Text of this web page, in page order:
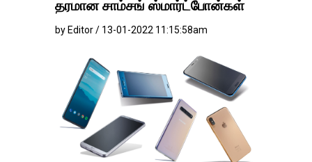
தரமான சாம்சங் ஸ்மார்ட்போன்கள்
by Editor / 13-01-2022 11:15:58am